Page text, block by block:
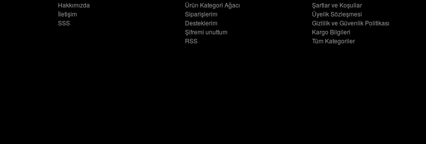
Hakkımızda
İletişim
SSS
Ürün Kategori Ağacı
Siparişlerim
Desteklerim
Şifremi unuttum
RSS
Şartlar ve Koşullar
Üyelik Sözleşmesi
Gizlilik ve Güvenlik Politikası
Kargo Bilgileri
Tüm Kategoriler